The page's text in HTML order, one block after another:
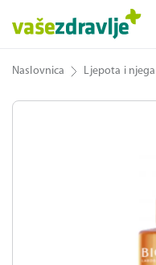
Naslovnica Ljepota i njega